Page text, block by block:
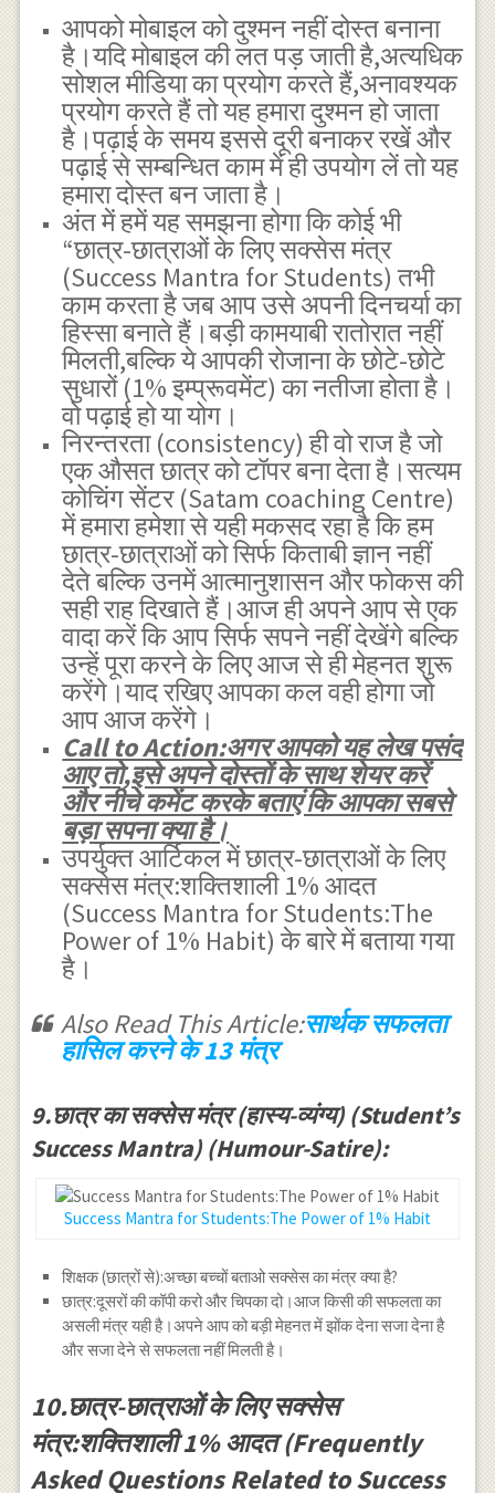
आपको मोबाइल को दुश्मन नहीं दोस्त बनाना
है।यदि मोबाइल की लत पड़ जाती है,अत्यधिक
सोशल मीडिया का प्रयोग करते हैं,अनावश्यक
प्रयोग करते हैं तो यह हमारा दुश्मन हो जाता
है।पढ़ाई के समय इससे दूरी बनाकर रखें और
पढ़ाई से सम्बन्धित काम में ही उपयोग लें तो यह
हमारा दोस्त बन जाता है।
अंत में हमें यह समझना होगा कि कोई भी
“छात्र-छात्राओं के लिए सक्सेस मंत्र
(Success Mantra for Students) तभी
काम करता है जब आप उसे अपनी दिनचर्या का
हिस्सा बनाते हैं।बड़ी कामयाबी रातोरात नहीं
मिलती,बल्कि ये आपकी रोजाना के छोटे-छोटे
सुधारों (1% इम्प्रूवमेंट) का नतीजा होता है।
वो पढ़ाई हो या योग।
निरन्तरता (consistency) ही वो राज है जो
एक औसत छात्र को टॉपर बना देता है।सत्यम
कोचिंग सेंटर (Satam coaching Centre)
में हमारा हमेशा से यही मकसद रहा है कि हम
छात्र-छात्राओं को सिर्फ किताबी ज्ञान नहीं
देते बल्कि उनमें आत्मानुशासन और फोकस की
सही राह दिखाते हैं।आज ही अपने आप से एक
वादा करें कि आप सिर्फ सपने नहीं देखेंगे बल्कि
उन्हें पूरा करने के लिए आज से ही मेहनत शुरू
करेंगे।याद रखिए आपका कल वही होगा जो
आप आज करेंगे।
Call to Action:अगर आपको यह लेख पसंद
आए तो,इसे अपने दोस्तों के साथ शेयर करें
और नीचे कमेंट करके बताएं कि आपका सबसे
बड़ा सपना क्या है।
उपर्युक्त आर्टिकल में छात्र-छात्राओं के लिए
सक्सेस मंत्र:शक्तिशाली 1% आदत
(Success Mantra for Students:The
Power of 1% Habit) के बारे में बताया गया
है।
Also Read This Article:सार्थक सफलता
हासिल करने के 13 मंत्र
9.छात्र का सक्सेस मंत्र (हास्य-व्यंग्य) (Student’s
Success Mantra) (Humour-Satire):
Success Mantra for Students:The Power of 1% Habit
शिक्षक (छात्रों से):अच्छा बच्चों बताओ सक्सेस का मंत्र क्या है?
छात्र:दूसरों की कॉपी करो और चिपका दो।आज किसी की सफलता का
असली मंत्र यही है।अपने आप को बड़ी मेहनत में झोंक देना सजा देना है
और सजा देने से सफलता नहीं मिलती है।
10.छात्र-छात्राओं के लिए सक्सेस
मंत्र:शक्तिशाली 1% आदत (Frequently
Asked Questions Related to Success